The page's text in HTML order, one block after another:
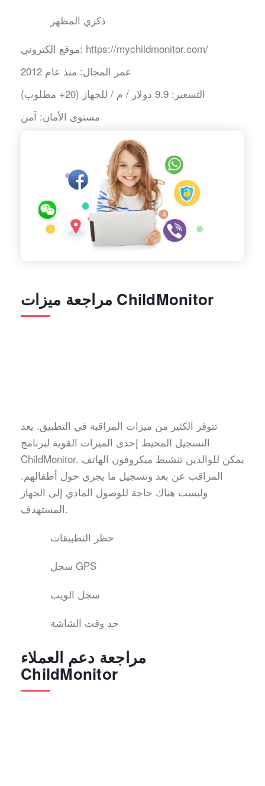
ذكري المظهر
موقع الكتروني: https://mychildmonitor.com/
عمر المجال: منذ عام 2012
التسعير:
مستوى الأمان: آمن
مراجعة ميزات ChildMonitor
تتوفر الكثير من ميزات المراقبة في التطبيق. يعد
التسجيل المحيط إحدى الميزات القوية لبرنامج
ChildMonitor. يمكن للوالدين تنشيط ميكروفون الهاتف
المراقب عن بعد وتسجيل ما يجري حول أطفالهم.
وليست هناك حاجة للوصول المادي إلى الجهاز
المستهدف.
حظر التطبيقات
سجل GPS
سجل الويب
حد وقت الشاشة
مراجعة دعم العملاء
ChildMonitor